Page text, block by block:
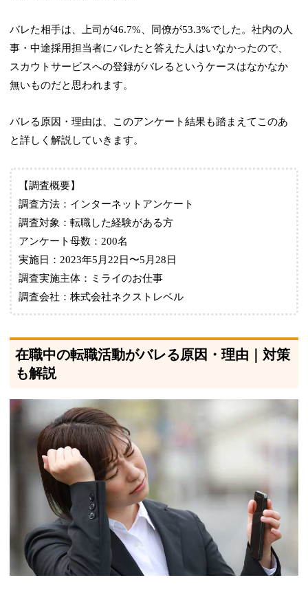
バレた相手は、上司が46.7%、同僚が53.3%でした。社内の人
事・中途採用担当者にバレたと答えた人はいなかったので、
スカウトサービスへの登録がバレるというケースはなかなか
無いものだと思われます。
バレる原因・理由は、このアンケート結果も踏まえてこのあ
と詳しく解説していきます。
【調査概要】
調査方法：インターネットアンケート
調査対象：転職した経験がある方
アンケート母数：200名
実施日：2023年5月22日〜5月28日
調査実施主体：ミライのお仕事
調査会社：株式会社ネクストレベル
在職中の転職活動がバレる原因・理由｜対策
も解説